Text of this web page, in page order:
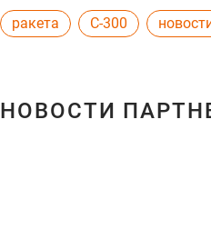
ракета С-300
НОВОСТИ